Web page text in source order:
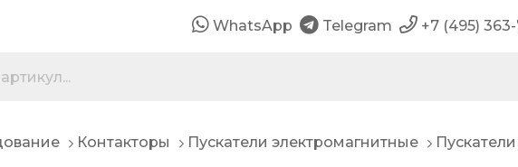
WhatsApp Telegram +7 (495)
Контакторы Пускатели электромагнитные